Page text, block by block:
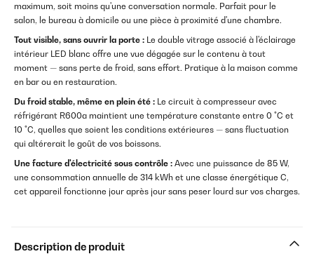
maximum, soit moins qu'une conversation normale. Parfait pour le
salon, le bureau à domicile ou une pièce à proximité d'une chambre.
Tout visible, sans ouvrir la porte : Le double vitrage associé à l'éclairage
intérieur LED blanc offre une vue dégagée sur le contenu à tout
moment — sans perte de froid, sans effort. Pratique à la maison comme
en bar ou en restauration.
Du froid stable, même en plein été : Le circuit à compresseur avec
réfrigérant R600a maintient une température constante entre 0 °C et
10 °C, quelles que soient les conditions extérieures — sans fluctuation
qui altérerait le goût de vos boissons.
Une facture d'électricité sous contrôle : Avec une puissance de 85 W,
une consommation annuelle de 314 kWh et une classe énergétique C,
cet appareil fonctionne jour après jour sans peser lourd sur vos charges.
Description de produit